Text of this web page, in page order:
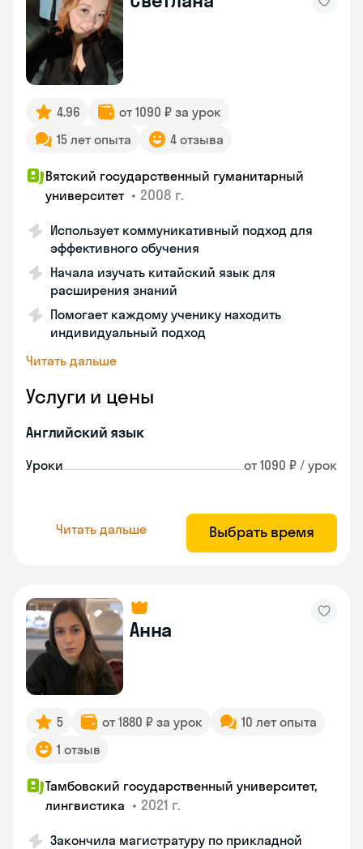
4.96
от 1090 ₽ за урок
15 лет опыта
4 отзыва
Вятский государственный гуманитарный
университет • 2008 г.
Использует коммуникативный подход для
эффективного обучения
Начала изучать китайский язык для
расширения знаний
Помогает каждому ученику находить
индивидуальный подход
Читать дальше
Услуги и цены
Английский язык
Уроки от 1090 ₽ / урок
Читать дальше Выбрать время
Анна
5 от 1880 ₽ за урок
10 лет опыта
1 отзыв
Тамбовский государственный университет,
лингвистика • 2021 г.
Закончила магистратуру по прикладной